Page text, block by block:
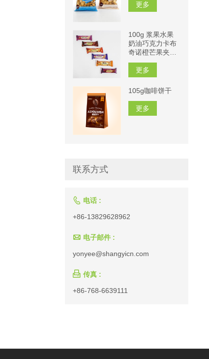
更多
100g 浆果水果
奶油巧克力卡布
奇诺橙芒果夹心
饼干
更多
105g咖啡饼干
更多
联系方式
 电话 :
+86-13829628962
 电子邮件 :
yonyee@shangyicn.com
 传真 :
+86-768-6639111